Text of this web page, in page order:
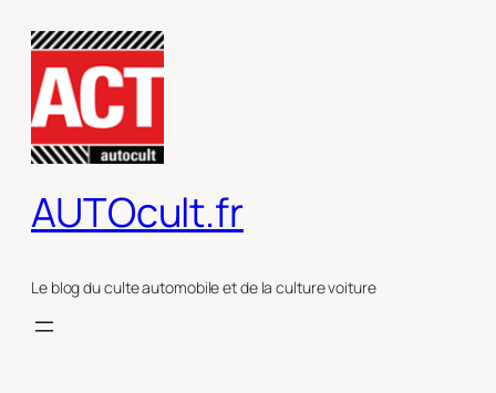
contenu
AUTOcult.fr
Le blog du culte automobile et de la culture voiture